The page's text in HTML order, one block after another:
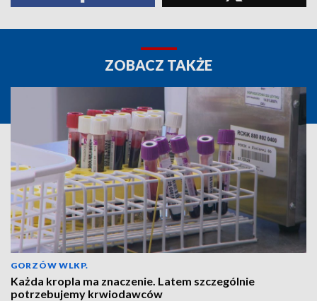
ZOBACZ TAKŻE
GORZÓW WLKP.
Każda kropla ma znaczenie. Latem szczególnie
potrzebujemy krwiodawców